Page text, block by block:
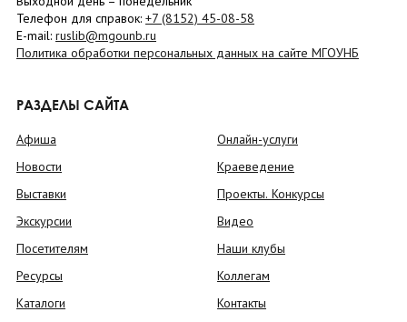
Телефон для справок: +7 (8152) 45-08-58
E-mail: ruslib@mgounb.ru
Политика обработки персональных данных на сайте МГОУНБ
РАЗДЕЛЫ САЙТА
Афиша
Новости
Выставки
Экскурсии
Посетителям
Ресурсы
Каталоги
Онлайн-услуги
Краеведение
Проекты. Конкурсы
Видео
Наши клубы
Коллегам
Контакты